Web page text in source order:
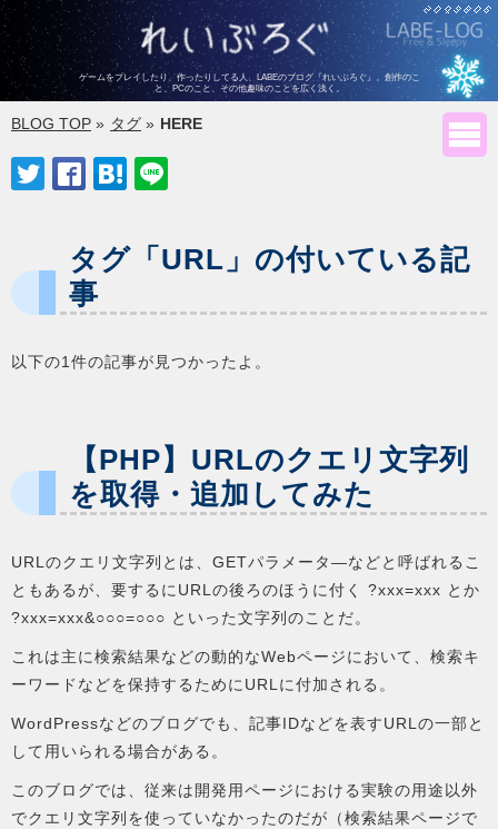
ゲームをプレイしたり、作ったりしてる人、LABEのブログ『れいぶろぐ』。 創作のこ
と、PCのこと、その他趣味のことを広く浅く。

BLOG TOP » タグ » HERE
   
タグ「URL」の付いている記
事
以下の1件の記事が見つかったよ。
【PHP】URLのクエリ文字列
を取得・追加してみた
URLのクエリ文字列とは、GETパラメータ―などと呼ばれるこ
ともあるが、要するにURLの後ろのほうに付く ?xxx=xxx とか
?xxx=xxx&○○○=○○○ といった文字列のことだ。
これは主に検索結果などの動的なWebページにおいて、検索キ
ーワードなどを保持するためにURLに付加される。
WordPressなどのブログでも、記事IDなどを表すURLの一部と
して用いられる場合がある。
このブログでは、従来は開発用ページにおける実験の用途以外
でクエリ文字列を使っていなかったのだが（検索結果ページで